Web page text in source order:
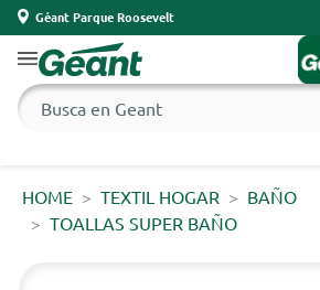
Géant Parque Roosevelt
HOME TEXTIL HOGAR
BAÑO
TOALLAS SUPER BAÑO